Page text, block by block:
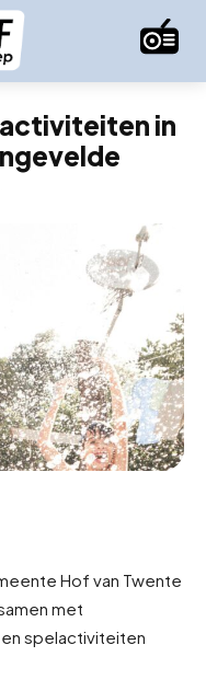
in
Hof van Twente
met
spelactiviteiten